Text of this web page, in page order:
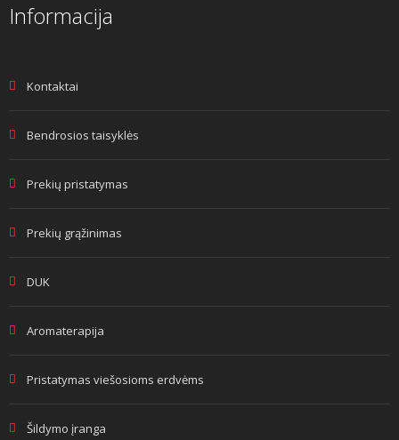
Informacija
Kontaktai
Bendrosios taisyklės
Prekių pristatymas
Prekių grąžinimas
DUK
Aromaterapija
Pristatymas viešosioms erdvėms
Šildymo įranga